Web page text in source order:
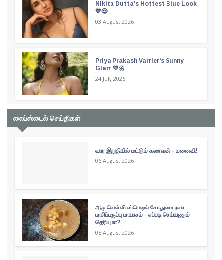
Nikita Dutta's Hottest Blue Look
💙😍
03 August 2026
Priya Prakash Varrier's Sunny
Glam 💛🌼
24 July 2026
லைப்ஸ்டைல் செய்திகள்
வார இறுதியில் மட்டும் கணவன் - மனைவி!
06 August 2026
ஆடி வெள்ளி ஸ்பெஷல் கோதுமை ரவா
பாசிப்பருப்பு பாயாசம் - எப்படி செய்யணும்
தெரியுமா?
05 August 2026